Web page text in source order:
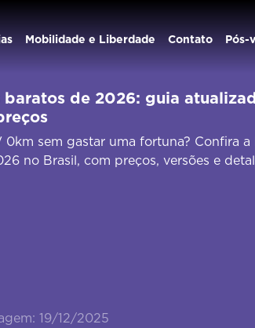
Mobilidade e Liberdade Contato Pós-
baratos de 2026: guia
0km sem gastar uma fortuna? Confira a
no Brasil, com preços, versões e
19/12/2025